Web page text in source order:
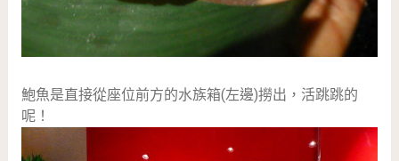
鮑魚是直接從座位前方的水族箱(左邊)撈出，活跳跳的
呢！